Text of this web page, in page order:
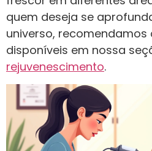
quem deseja se
universo, recomendamos
disponíveis em nossa
rejuvenescimento.